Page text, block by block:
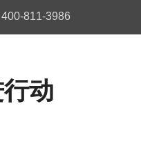
811-3986
动